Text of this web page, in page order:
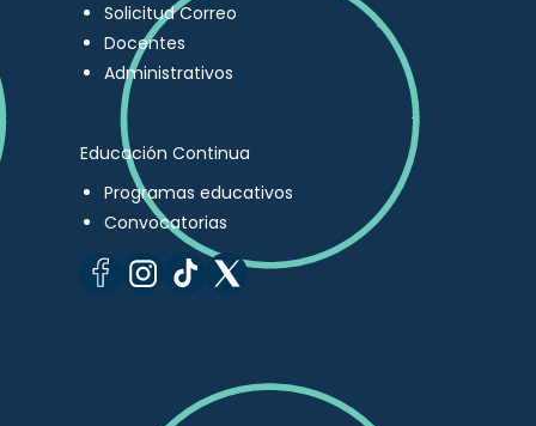
Solicitud Correo
Docentes
Administrativos
Educación Continua
Programas educativos
Convocatorias